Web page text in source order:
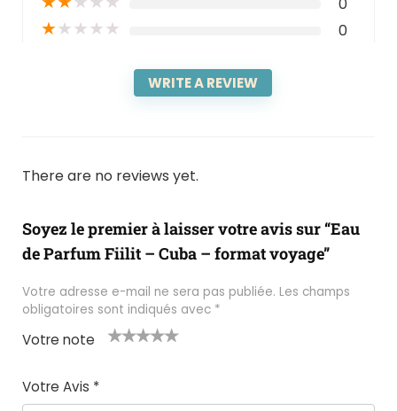
★★★★★ 0
WRITE A REVIEW
There are no reviews yet.
Soyez le premier à laisser votre avis sur “Eau
de Parfum Fiilit – Cuba – format voyage”
Votre adresse e-mail ne sera pas publiée. Les champs
obligatoires sont indiqués avec *
Votre note
t
s
5
Votre Avis *